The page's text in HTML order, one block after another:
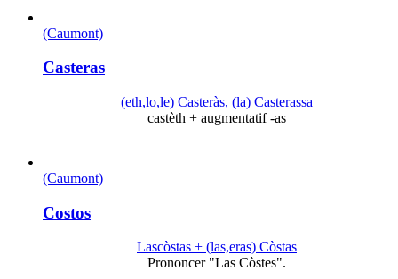
(Caumont)
Casteras
(eth,lo,le) Casteràs, (la) Casterassa
castèth + augmentatif -as
(Caumont)
Costos
Lascòstas + (las,eras) Còstas
Prononcer "Las Còstes".